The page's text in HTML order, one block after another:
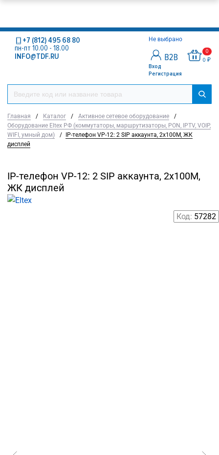
Не выбрано
Вход
Регистрация
0
0 ₽
+7 (812) 495 68 80
пн-пт 10.00 - 18.00
INFO@TDF.RU
Главная / Каталог / Активное сетевое оборудование
/
Оборудование Eltex РФ (коммутаторы, маршрутизаторы, PON, IPTV, VOIP,
WIFI, умный дом)
/
IP-телефон VP-12: 2 SIP аккаунта, 2x100M, ЖК
дисплей
IP-телефон VP-12: 2 SIP аккаунта, 2x100M,
ЖК дисплей
Код: 57282